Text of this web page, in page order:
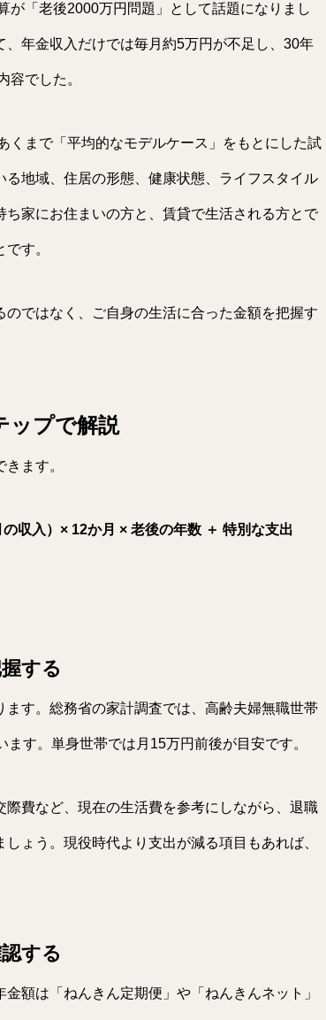
が「老後2000万円問題」として話題になりまし
年金収入だけでは毎月約5万円が不足し、30年
容でした。
くまで「平均的なモデルケース」をもとにした試
地域、住居の形態、健康状態、ライフスタイル
家にお住まいの方と、賃貸で生活される方とで
す。
ではなく、ご自身の生活に合った金額を把握す
ップで解説
ます。
収入）× 12か月 × 老後の年数 ＋ 特別な支出
する
す。総務省の家計調査では、高齢夫婦無職世帯
す。単身世帯では月15万円前後が目安です。
費など、現在の生活費を参考にしながら、退職
ょう。現役時代より支出が減る項目もあれば、
する
額は「ねんきん定期便」や「ねんきんネット」